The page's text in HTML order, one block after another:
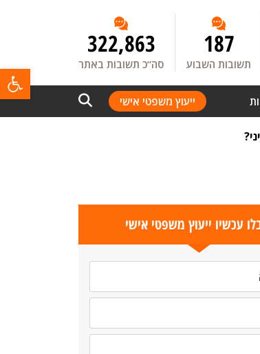
187
תשובות השבוע
322,863
סה”כ תשובות באתר
ייעוץ משפטי אישי
עכשיו ייעוץ משפטי אישי